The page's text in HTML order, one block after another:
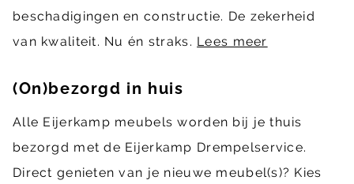
beschadigingen en constructie. De zekerheid
van kwaliteit. Nu én straks. Lees meer
(On)bezorgd in huis
Alle Eijerkamp meubels worden bij je thuis
bezorgd met de Eijerkamp Drempelservice.
Direct genieten van je nieuwe meubel(s)? Kies